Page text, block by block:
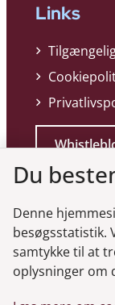
Links
Genveje
Du
Denne
besøgsstatistik.
samtykke til at
oplysninger om